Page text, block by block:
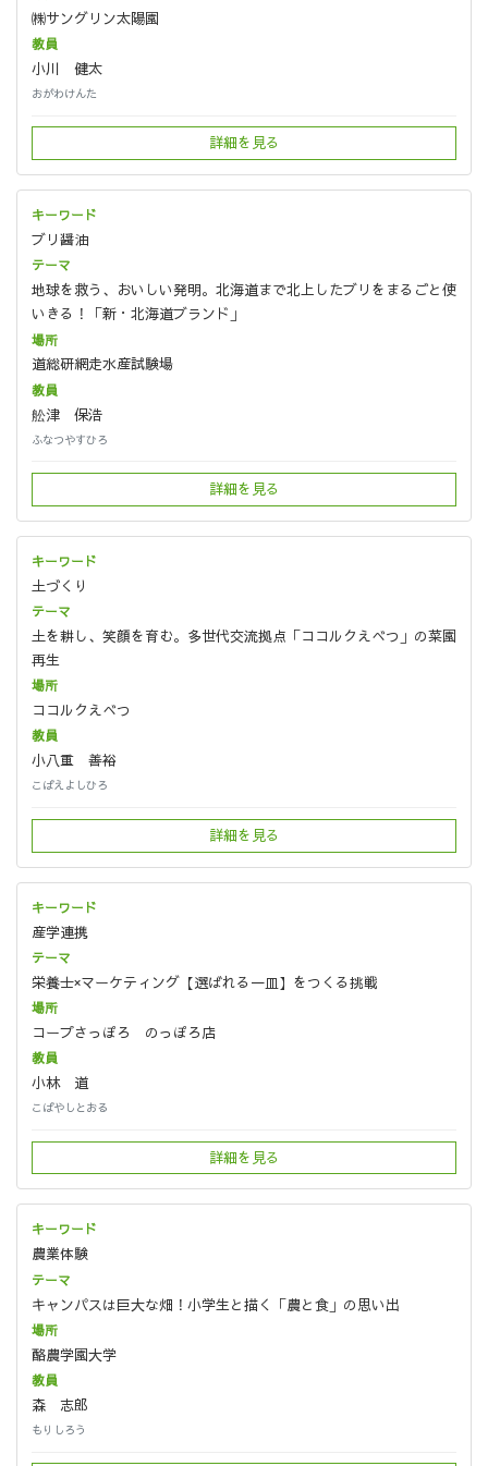
㈱サングリン太陽園
小川 健太
おがわけんた
詳細を見る
ブリ醤油
地球を救う、おいしい発明。北海道まで北上したブリをまるごと使
いきる！「新・北海道ブランド」
道総研網走水産試験場
舩津 保浩
ふなつやすひろ
詳細を見る
土づくり
土を耕し、笑顔を育む。多世代交流拠点「ココルクえべつ」の菜園
再生
ココルクえべつ
小八重 善裕
こばえよしひろ
詳細を見る
産学連携
栄養士×マーケティング【選ばれる一皿】をつくる挑戦
コープさっぽろ のっぽろ店
小林 道
こばやしとおる
詳細を見る
農業体験
キャンパスは巨大な畑！小学生と描く「農と食」の思い出
酪農学園大学
森 志郎
もりしろう